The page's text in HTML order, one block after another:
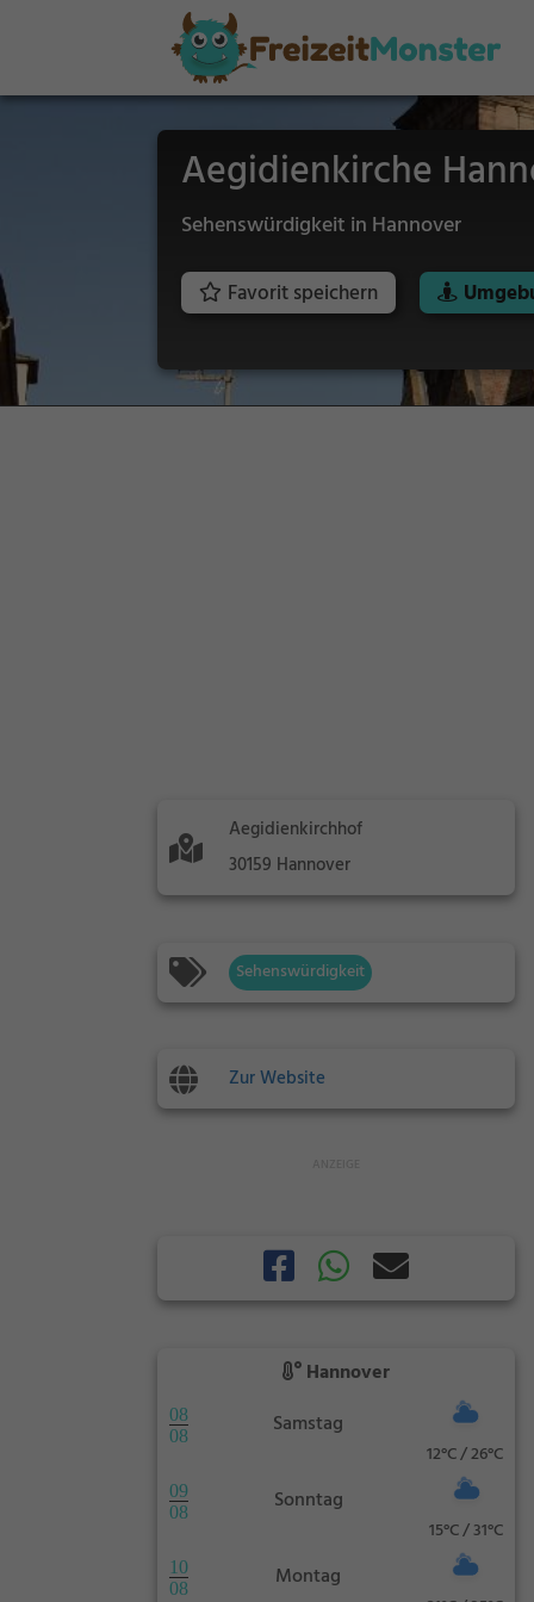
Aegidienkirche
Sehenswürdigkeit in Hannover
Favorit speichern
Aegidienkirchhof
30159 Hannover
Sehenswürdigkeit
Zur Website
Hannover
08
08
Samstag
12°C / 26°C
09
08
Sonntag
15°C / 31°C
10
08
Montag